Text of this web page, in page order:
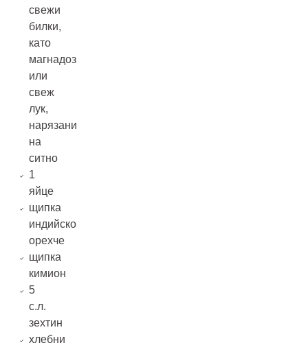
свежи
билки,
като
магнадоз
или
свеж
лук,
нарязани
на
ситно
1
яйце
щипка
индийско
орехче
щипка
кимион
5
с.л.
зехтин
хлебни